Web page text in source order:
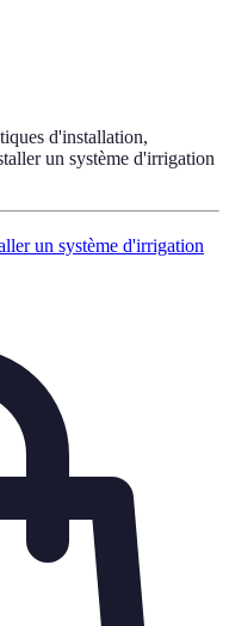
d'installation,
un système d'irrigation
un système d'irrigation